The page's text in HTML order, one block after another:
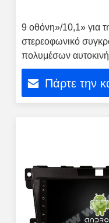
9 οθόνη»/10,1» για
στερεοφωνικό
πολυμέσων
2012-2017
Πάρτε την